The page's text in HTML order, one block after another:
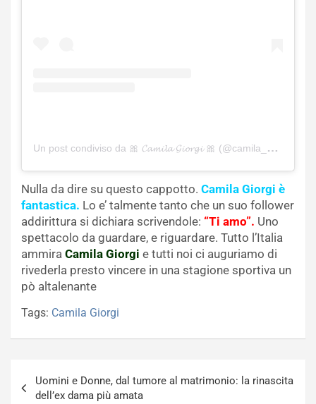
Un post condiviso da 🎀 𝓒𝓪𝓶𝓲𝓵𝓪 𝓖𝓲𝓸𝓻𝓰𝓲 🎀 (@camila_giorgi_official)
Nulla da dire su questo cappotto. Camila Giorgi è
fantastica. Lo e’ talmente tanto che un suo follower
addirittura si dichiara scrivendole: “Ti amo”. Uno
spettacolo da guardare, e riguardare. Tutto l’Italia
ammira Camila Giorgi e tutti noi ci auguriamo di
rivederla presto vincere in una stagione sportiva un
pò altalenante
Tags: Camila Giorgi
articoli
Uomini e Donne, dal tumore al matrimonio: la rinascita
dell’ex dama più amata